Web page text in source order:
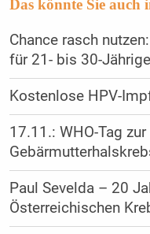
Das könnte Sie auch
Chance rasch
für 21- bis 30-Jährige
Kostenlose HPV-
17.11.: WHO-Tag
Paul Sevelda – 20
Österreichischen